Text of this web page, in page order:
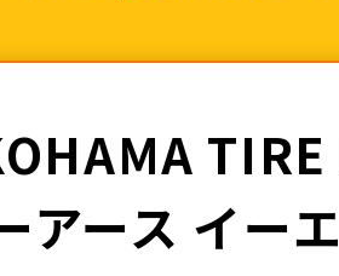
アース イ